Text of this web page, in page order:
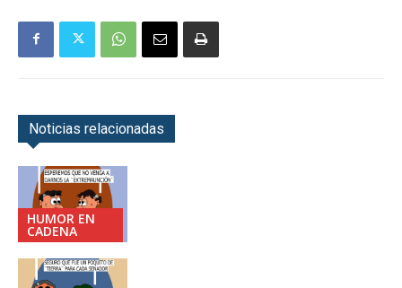
Noticias relacionadas
HUMOR EN
CADENA